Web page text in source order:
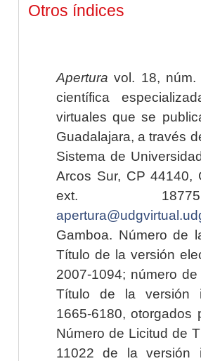
Otros índices
Apertura vol. 18,
científica
virtuales que se
Guadalajara, a través
Sistema de
Arcos Sur, CP 44140,
ext.
Gamboa. Número de
Título de la versión
2007-1094; número
Título de la versión
1665-6180, otorgados
Número de Licitud de
11022 de la versión